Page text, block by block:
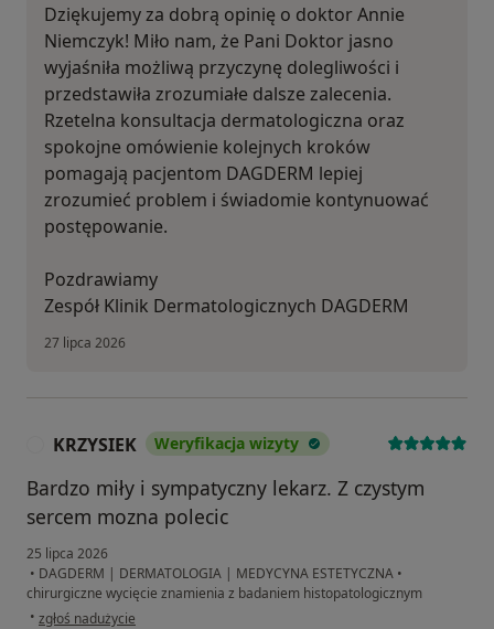
Dziękujemy za dobrą opinię o doktor Annie
Niemczyk! Miło nam, że Pani Doktor jasno
wyjaśniła możliwą przyczynę dolegliwości i
przedstawiła zrozumiałe dalsze zalecenia.
Rzetelna konsultacja dermatologiczna oraz
spokojne omówienie kolejnych kroków
pomagają pacjentom DAGDERM lepiej
zrozumieć problem i świadomie kontynuować
postępowanie.
Pozdrawiamy
Zespół Klinik Dermatologicznych DAGDERM
27 lipca 2026
KRZYSIEK Weryfikacja wizyty
Bardzo miły i sympatyczny lekarz. Z czystym
sercem mozna polecic
25 lipca 2026
• DAGDERM | DERMATOLOGIA | MEDYCYNA ESTETYCZNA •
chirurgiczne wycięcie znamienia z badaniem histopatologicznym
• w opinii użytkownika KRZYSIEK
zgłoś nadużycie